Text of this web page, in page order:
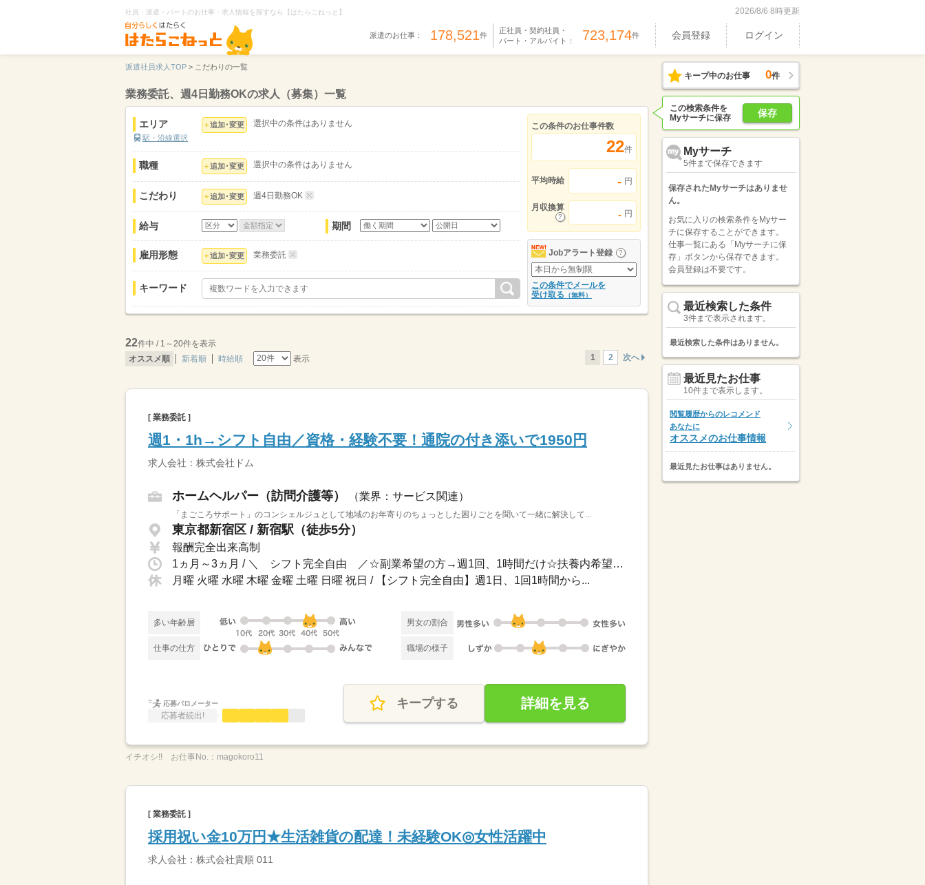
社員・派遣・パートのお仕事・求人情報を探すなら【はたらこねっと】 2026/8/6 8時更新
派遣のお仕事： 178,521件
正社員・契約社員・
パート・アルバイト： 723,174件 会員登録 ログイン
派遣社員求人TOP > こだわりの一覧
業務委託、週4日勤務OKの求人（募集）一覧
エリア
駅・沿線選択
追加･変更 選択中の条件はありません
職種 追加･変更 選択中の条件はありません
こだわり 追加･変更 週4日勤務OK
給与 期間
雇用形態 追加･変更 業務委託
キーワード
この条件のお仕事件数
22件
平均時給 - 円
月収換算
- 円
Jobアラート登録
この条件でメールを
受け取る （無料）
22件中 / 1～20件を表示
オススメ順
新着順 時給順 表示 1 2 次へ
[ 業務委託 ]
週1・1h→シフト自由／資格・経験不要！通院の付き添いで1950円
求人会社：株式会社ドム
ホームヘルパー（訪問介護等） （業界：サービス関連）
「まごころサポート」のコンシェルジュとして地域のお年寄りのちょっとした困りごとを聞いて一緒に解決して...
東京都新宿区 / 新宿駅（徒歩5分）
報酬完全出来高制
1ヵ月～3ヵ月 / ＼ シフト完全自由 ／☆副業希望の方→週1回、1時間だけ☆扶養内希望の...
月曜 火曜 水曜 木曜 金曜 土曜 日曜 祝日 / 【シフト完全自由】週1日、1回1時間から...
多い年齢層 男女の割合
仕事の仕方 職場の様子
応募バロメーター
応募者続出!
キープする 詳細を見る
イチオシ!! お仕事No.： magokoro11
[ 業務委託 ]
採用祝い金10万円★生活雑貨の配達！未経験OK◎女性活躍中
求人会社：株式会社貴順 011
キープ中のお仕事 0件
保存
この検索条件を
Myサーチに保存
Myサーチ
5件まで保存できます
保存されたMyサーチはありませ
ん。
お気に入りの検索条件をMyサー
チに保存することができます。
仕事一覧にある「Myサーチに保
存」ボタンから保存できます。
会員登録は不要です。
最近検索した条件
3件まで表示されます。
最近検索した条件はありません。
最近見たお仕事
10件まで表示します。
閲覧履歴からのレコメンド
あなたに
オススメのお仕事情報
最近見たお仕事はありません。